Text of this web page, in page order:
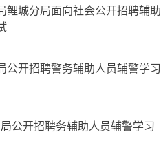
鲤城分局面向社会公开招聘辅助
公开招聘警务辅助人员辅警学习
公开招聘务辅助人员辅警学习